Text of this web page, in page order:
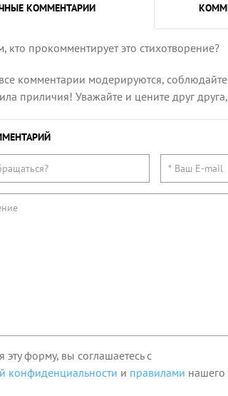
КОММЕНТАРИИ
кто прокомментирует это стихотворение?
комментарии модерируются,
приличия! Уважайте и цените друг
эту форму, вы соглашаетесь с
конфиденциальности и правилами нашего